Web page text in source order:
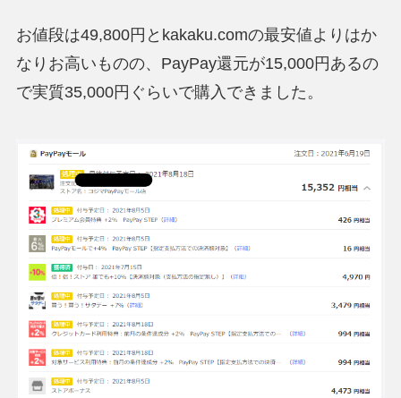
お値段は49,800円とkakaku.comの最安値よりはか
なりお高いものの、 PayPay還元が15,000円あるの
で実質35,000円ぐらいで購入 できました。